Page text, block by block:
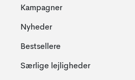
Kampagner
Nyheder
Bestsellere
Særlige lejligheder